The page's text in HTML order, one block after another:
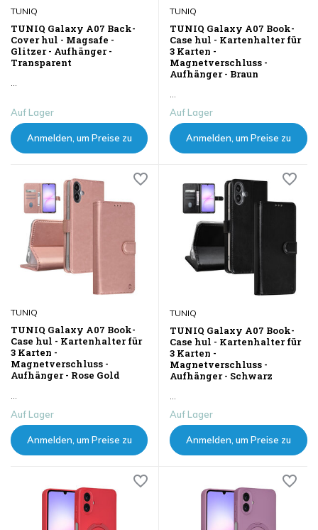
TUNIQ
TUNIQ Galaxy A07 Back-
Cover hul - Magsafe -
Glitzer - Aufhänger -
Transparent
Auf Lager
Anmelden, um Preise zu
TUNIQ
TUNIQ Galaxy A07 Book-
Case hul - Kartenhalter für
3 Karten -
Magnetverschluss -
Aufhänger - Braun
...
Auf Lager
Anmelden, um Preise zu
TUNIQ
TUNIQ Galaxy A07 Book-
Case hul - Kartenhalter für
3 Karten -
Magnetverschluss -
Aufhänger - Rose Gold
...
Auf Lager
Anmelden, um Preise zu
TUNIQ
TUNIQ Galaxy A07 Book-
Case hul - Kartenhalter für
3 Karten -
Magnetverschluss -
Aufhänger - Schwarz
Auf Lager
Anmelden, um Preise zu